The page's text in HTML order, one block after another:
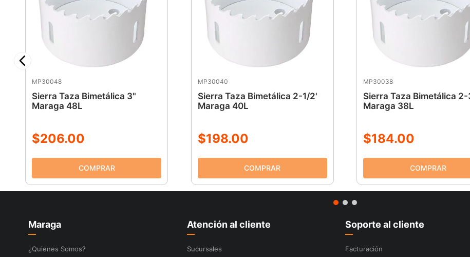
MP30048
Sierra Taza Bimetálica 3"
Maraga 48L
$206.00
MP30040
Sierra Taza Bimetálica 2-1/2'
Maraga 40L
$198.00
MP30038
Sierra Taza Bimetálica
Maraga 38L
$184.00
Maraga
¿Quienes Somos?
Atención al cliente
Sucursales
Soporte al cliente
Facturación